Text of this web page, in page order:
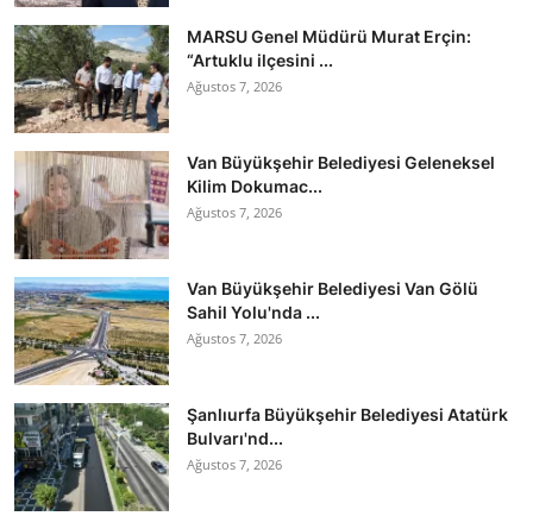
MARSU Genel Müdürü Murat Erçin:
“Artuklu ilçesini ...
Ağustos 7, 2026
Van Büyükşehir Belediyesi Geleneksel
Kilim Dokumac...
Ağustos 7, 2026
Van Büyükşehir Belediyesi Van Gölü
Sahil Yolu'nda ...
Ağustos 7, 2026
Şanlıurfa Büyükşehir Belediyesi Atatürk
Bulvarı'nd...
Ağustos 7, 2026